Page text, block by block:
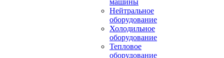
машины
Нейтральное
оборудование
Холодильное
оборудование
Тепловое
оборудование